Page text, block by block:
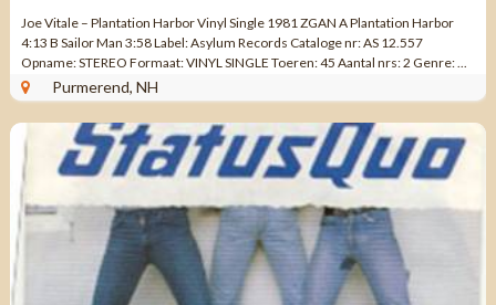
Joe Vitale ‎– Plantation Harbor Vinyl Single 1981 ZGAN A Plantation Harbor
4:13 B Sailor Man 3:58 Label: Asylum Records Cataloge nr: AS 12.557
Opname: STEREO Formaat: VINYL SINGLE Toeren: 45 Aantal nrs: 2 Genre: ...
Purmerend, NH